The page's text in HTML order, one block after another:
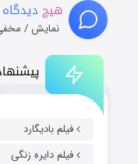
فیلم بادیگارد
فیلم دایره زنگی
هیچ
نمایش /